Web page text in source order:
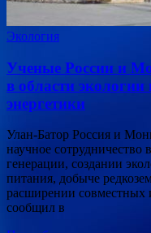
Экология
Ученые России и
в области
энергетики
Улан-Батор Россия и
научное сотрудничество
генерации, создании
питания, добыче
расширении совместных
сообщил в